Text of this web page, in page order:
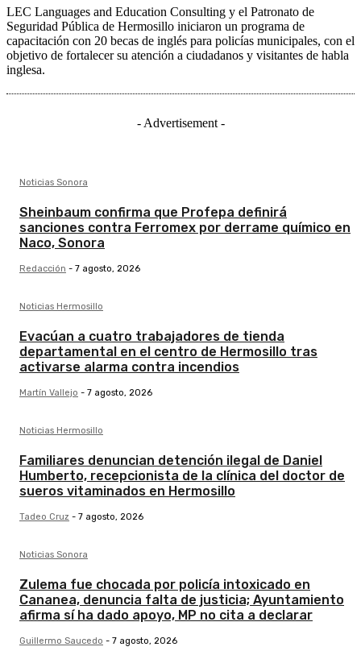
LEC Languages and Education Consulting y el Patronato de
Seguridad Pública de Hermosillo iniciaron un programa de
capacitación con 20 becas de inglés para policías municipales, con el
objetivo de fortalecer su atención a ciudadanos y visitantes de habla
inglesa.
- Advertisement -
Noticias Sonora
Sheinbaum confirma que Profepa definirá
sanciones contra Ferromex por derrame químico en
Naco, Sonora
Redacción - 7 agosto, 2026
Noticias Hermosillo
Evacúan a cuatro trabajadores de tienda
departamental en el centro de Hermosillo tras
activarse alarma contra incendios
Martín Vallejo - 7 agosto, 2026
Noticias Hermosillo
Familiares denuncian detención ilegal de Daniel
Humberto, recepcionista de la clínica del doctor de
sueros vitaminados en Hermosillo
Tadeo Cruz - 7 agosto, 2026
Noticias Sonora
Zulema fue chocada por policía intoxicado en
Cananea, denuncia falta de justicia; Ayuntamiento
afirma sí ha dado apoyo, MP no cita a declarar
Guillermo Saucedo - 7 agosto, 2026